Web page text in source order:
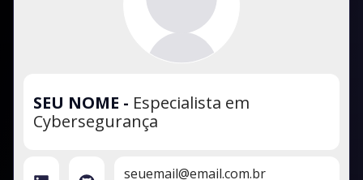
SEU NOME - Especialista em
Cybersegurança
seuemail@email.com.br